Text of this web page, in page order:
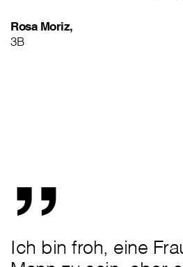
Rosa Moriz,
3B
„
Ich bin froh, eine